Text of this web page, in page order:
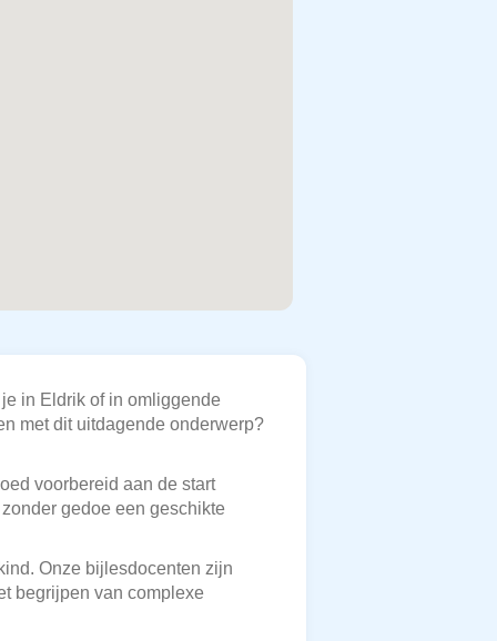
in Eldrik of in omliggende
met dit uitdagende onderwerp?
voorbereid aan de start
gedoe een geschikte
Onze bijlesdocenten zijn
begrijpen van complexe